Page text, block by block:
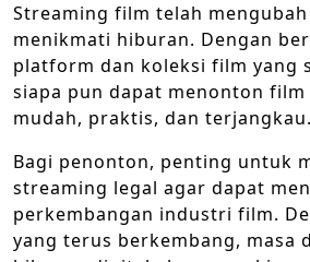
Streaming film telah
menikmati hiburan. Dengan
platform dan koleksi film yang
siapa pun dapat menonton
mudah, praktis, dan terjangkau.
Bagi penonton, penting untuk
streaming legal agar dapat
perkembangan industri film.
yang terus berkembang, masa